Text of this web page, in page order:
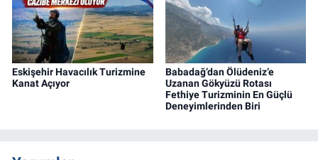
Eskişehir Havacılık Turizmine
Kanat Açıyor
Babadağ’dan Ölüdeniz’e
Uzanan Gökyüzü Rotası
Fethiye Turizminin En Güçlü
Deneyimlerinden Biri